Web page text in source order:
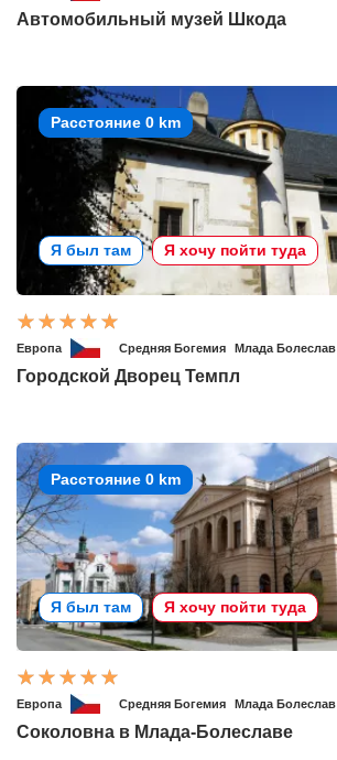
Автомобильный музей Шкода
Расстояние 0 km
Я был там Я хочу пойти туда
Европа Средняя Богемия Млада Болеслав
Городской Дворец Темпл
Расстояние 0 km
Я был там Я хочу пойти туда
Европа Средняя Богемия Млада Болеслав
Соколовна в Млада-Болеславе